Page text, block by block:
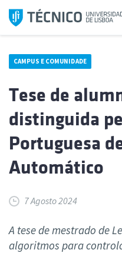
Saltar
para
CAMPUS E COMUNIDADE
Tese de
distinguida
Portuguesa
Automático
7 Agosto 2024
A tese de mestrado de
algoritmos para